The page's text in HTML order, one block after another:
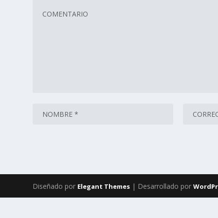
Diseñado por Elegant Themes | Desarrollado por